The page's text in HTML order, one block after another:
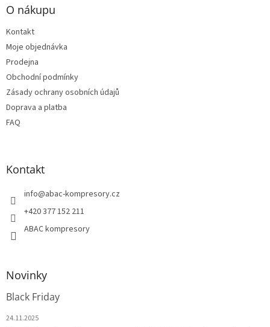
O nákupu
Kontakt
Moje objednávka
Prodejna
Obchodní podmínky
Zásady ochrany osobních údajů
Doprava a platba
FAQ
Kontakt
info@abac-kompresory.cz
+420 377 152 211
ABAC kompresory
Novinky
Black Friday
24.11.2025